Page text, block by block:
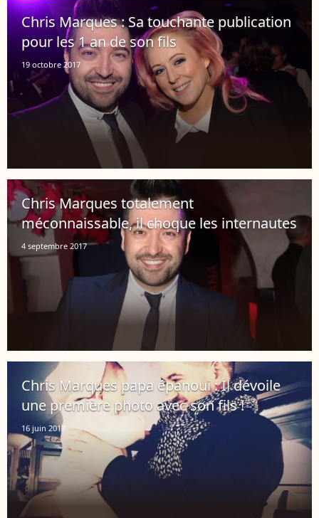
Chris Marques : Sa touchante publication
pour les 1 an de son fils
19 octobre 2017
Chris Marques totalement
méconnaissable, il choque les internautes
4 septembre 2017
Chris Marques papa épanoui : Il dévoile
une première photo avec son fils !
16 juin 2017